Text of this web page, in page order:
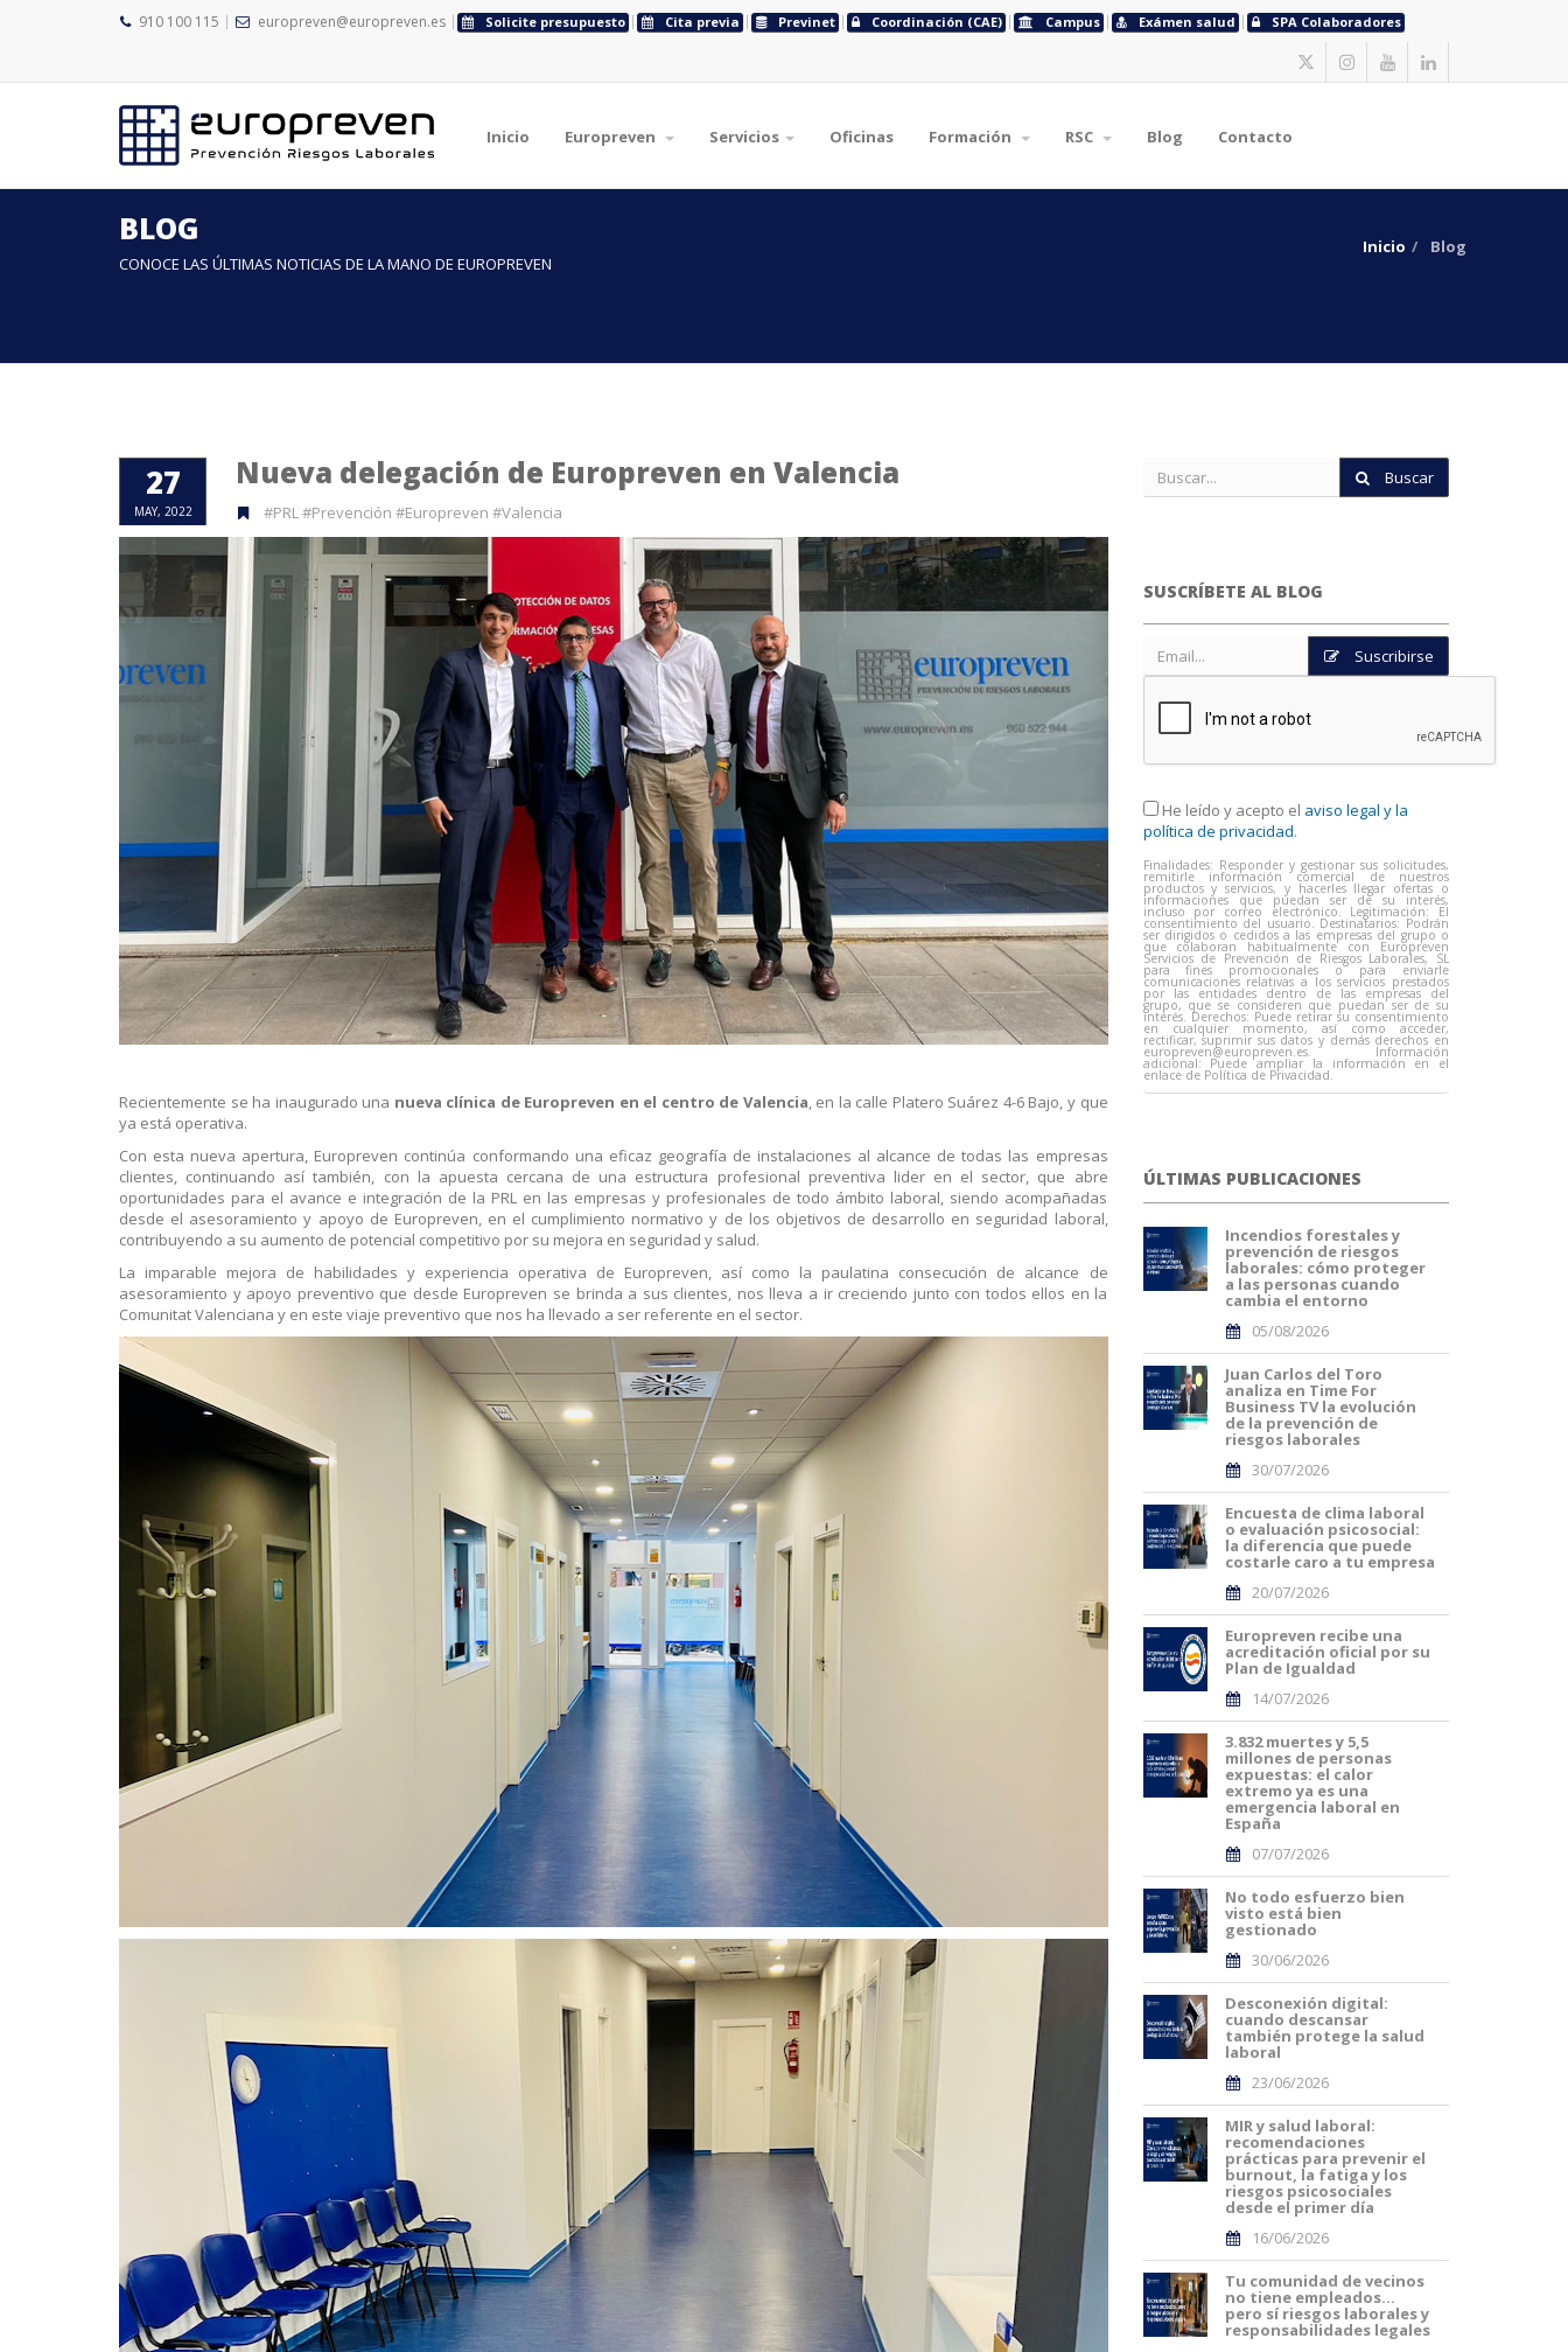
910 100 115 europreven@europreven.es Solicite presupuesto Cita previa Previnet Coordinación (CAE) Campus Exámen salud SPA Colaboradores
Inicio Europreven Servicios Oficinas Formación RSC Blog Contacto
BLOG
CONOCE LAS ÚLTIMAS NOTICIAS DE LA MANO DE EUROPREVEN
Inicio Blog
27
MAY, 2022
Nueva delegación de Europreven en Valencia
#PRL #Prevención #Europreven #Valencia
Recientemente se ha inaugurado una nueva clínica de Europreven en el centro de Valencia, en la calle Platero Suárez 4-6 Bajo, y que
ya está operativa.
Con esta nueva apertura, Europreven continúa conformando una eficaz geografía de instalaciones al alcance de todas las empresas
clientes, continuando así también, con la apuesta cercana de una estructura profesional preventiva lider en el sector, que abre
oportunidades para el avance e integración de la PRL en las empresas y profesionales de todo ámbito laboral, siendo acompañadas
desde el asesoramiento y apoyo de Europreven, en el cumplimiento normativo y de los objetivos de desarrollo en seguridad laboral,
contribuyendo a su aumento de potencial competitivo por su mejora en seguridad y salud.
La imparable mejora de habilidades y experiencia operativa de Europreven, así como la paulatina consecución de alcance de
asesoramiento y apoyo preventivo que desde Europreven se brinda a sus clientes, nos lleva a ir creciendo junto con todos ellos en la
Comunitat Valenciana y en este viaje preventivo que nos ha llevado a ser referente en el sector.
Buscar
SUSCRÍBETE AL BLOG
Suscribirse
He leído y acepto el aviso legal y la
política de privacidad.
Finalidades: Responder y gestionar sus solicitudes,
remitirle información comercial de nuestros
productos y servicios, y hacerles llegar ofertas o
informaciones que puedan ser de su interés,
incluso por correo electrónico. Legitimación: El
consentimiento del usuario. Destinatarios: Podrán
ser dirigidos o cedidos a las empresas del grupo o
que colaboran habitualmente con Europreven
Servicios de Prevención de Riesgos Laborales, SL
para fines promocionales o para enviarle
comunicaciones relativas a los servicios prestados
por las entidades dentro de las empresas del
grupo, que se consideren que puedan ser de su
interés. Derechos: Puede retirar su consentimiento
en cualquier momento, así como acceder,
rectificar, suprimir sus datos y demás derechos en
europreven@europreven.es. Información
adicional: Puede ampliar la información en el
enlace de Política de Privacidad.
ÚLTIMAS PUBLICACIONES
Incendios forestales y
prevención de riesgos
laborales: cómo proteger
a las personas cuando
cambia el entorno
05/08/2026
Juan Carlos del Toro
analiza en Time For
Business TV la evolución
de la prevención de
riesgos laborales
30/07/2026
Encuesta de clima laboral
o evaluación psicosocial:
la diferencia que puede
costarle caro a tu empresa
20/07/2026
Europreven recibe una
acreditación oficial por su
Plan de Igualdad
14/07/2026
3.832 muertes y 5,5
millones de personas
expuestas: el calor
extremo ya es una
emergencia laboral en
España
07/07/2026
No todo esfuerzo bien
visto está bien
gestionado
30/06/2026
Desconexión digital:
cuando descansar
también protege la salud
laboral
23/06/2026
MIR y salud laboral:
recomendaciones
prácticas para prevenir el
burnout, la fatiga y los
riesgos psicosociales
desde el primer día
16/06/2026
Tu comunidad de vecinos
no tiene empleados…
pero sí riesgos laborales y
responsabilidades legales